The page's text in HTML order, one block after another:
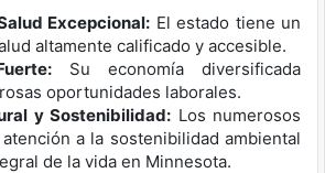
Excepcional: El estado tiene un
altamente calificado y accesible.
Su economía diversificada
oportunidades laborales.
y Sostenibilidad: Los numerosos
a la sostenibilidad ambiental
de la vida en Minnesota.